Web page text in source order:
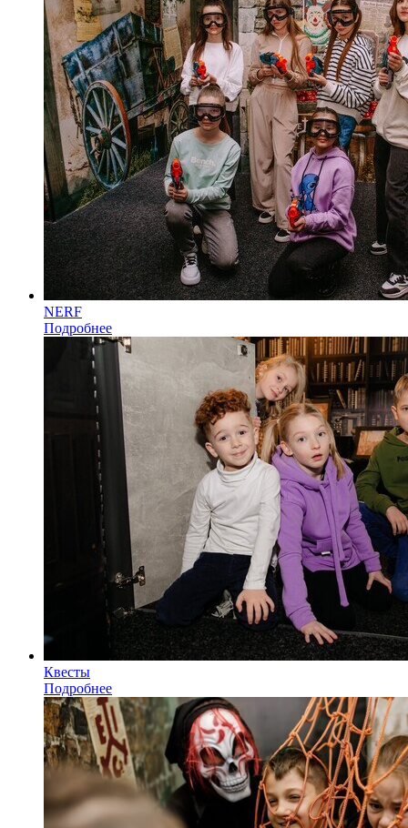
NERF
Подробнее
Квесты
Подробнее